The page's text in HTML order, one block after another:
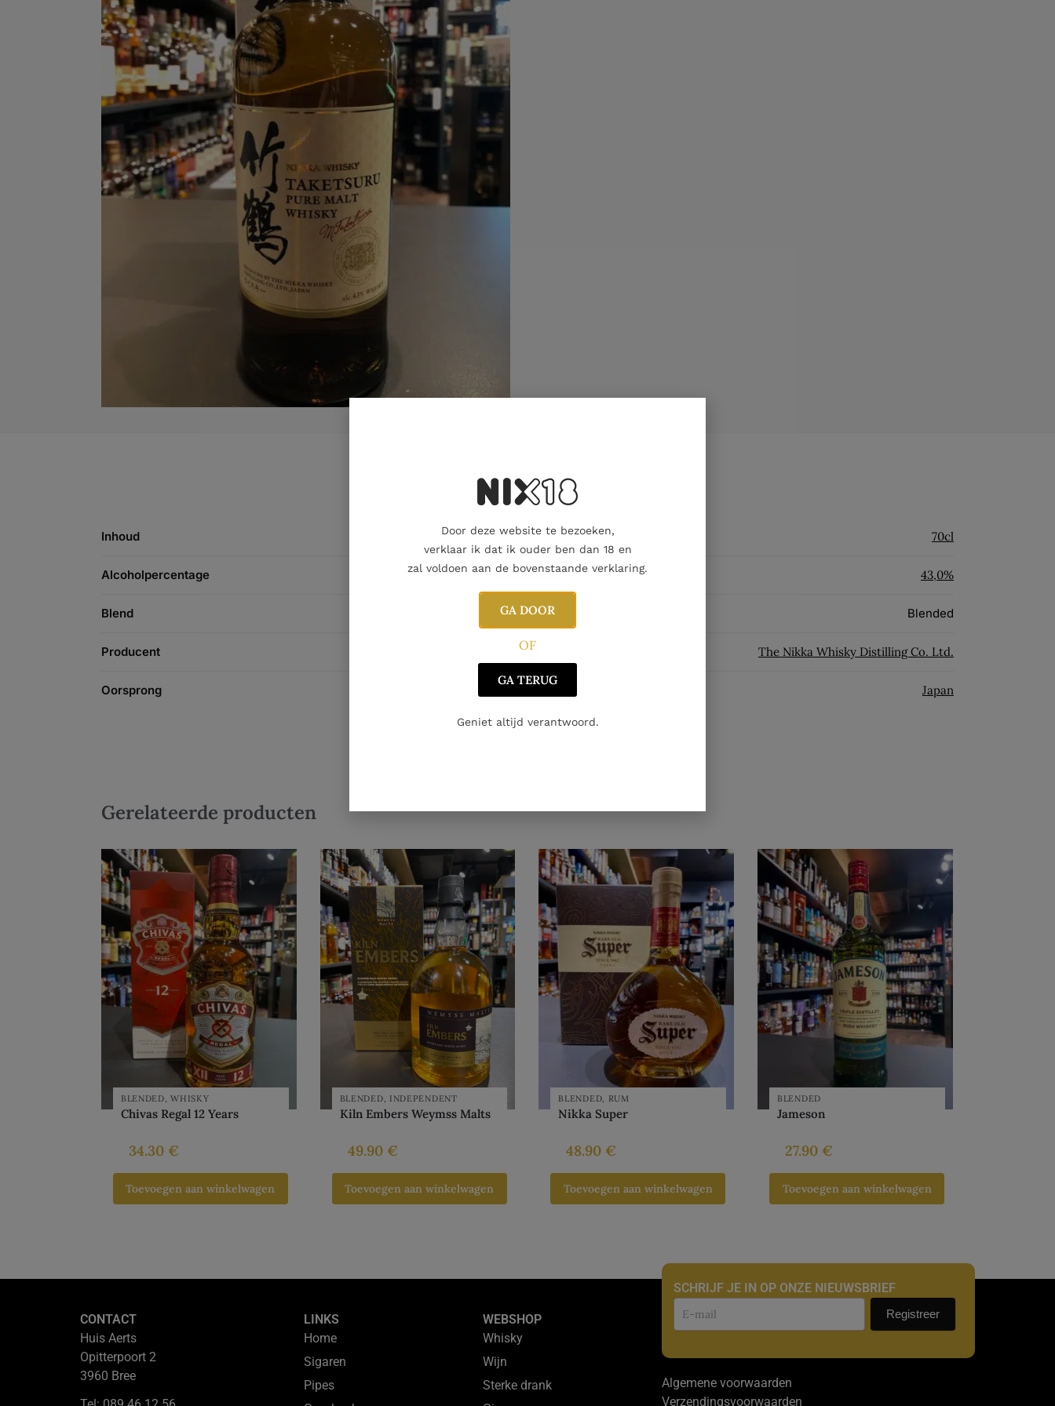
Inhoud 70cl
Alcoholpercentage 43,0%
Blend Blended
Producent The Nikka Whisky Distilling Co. Ltd.
Oorsprong Japan
Gerelateerde producten
BLENDED ,WHISKY
Chivas Regal 12 Years
34.30 €
Toevoegen aan winkelwagen
BLENDED INDEPENDENT
Kiln Embers Weymss Malts
49.90 €
Toevoegen aan winkelwagen
BLENDED RUM
Nikka Super
48.90 €
Toevoegen aan winkelwagen
BLENDED
Jameson
27.90 €
Toevoegen aan winkelwagen
CONTACT
Huis Aerts
Opitterpoort 2
3960 Bree
LINKS
Home
Sigaren
Pipes
WEBSHOP
Whisky
Wijn
Sterke drank
SCHRIJF JE IN OP ONZE NIEUWSBRIEF
Nieuwsbrief Registreer
Algemene voorwaarden
Verzendingsvoorwaarden
Door deze website te bezoeken,
verklaar ik dat ik ouder ben dan 18 en
zal voldoen aan de bovenstaande verklaring.
GA DOOR
OF
GA TERUG
Geniet altijd verantwoord.